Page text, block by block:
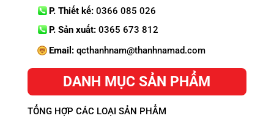
P. Thiết kế:0366 085 026
P. Sản xuất:0365 673 812
Email:qcthanhnam@thanhnamad.com
DANH MỤC SẢN PHẨM
TỔNG HỢP CÁC LOẠI SẢN PHẨM